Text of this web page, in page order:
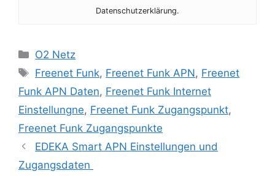
Datenschutzerklärung.
Kategorien
O2 Netz
Schlagwörter
Freenet Funk, Freenet Funk APN, Freenet
Funk APN Daten, Freenet Funk Internet
Einstellungne, Freenet Funk Zugangspunkt,
Freenet Funk Zugangspunkte
EDEKA Smart APN Einstellungen und
Zugangsdaten